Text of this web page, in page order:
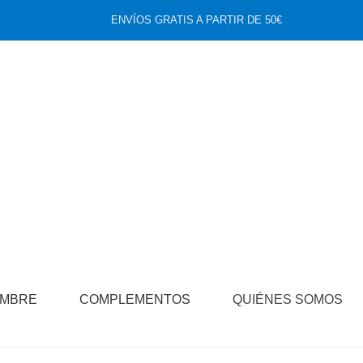
ENVÍOS GRATIS A PARTIR DE 50€
COMPLEMENTOS QUIÉNES SOMOS